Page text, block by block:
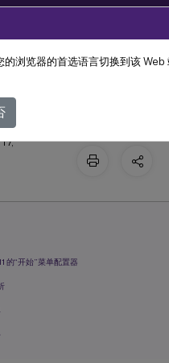
理 工作区环境管理 2407
Hub
的“开始”菜单配置器
的浏览器的首选语言切换到该 Web